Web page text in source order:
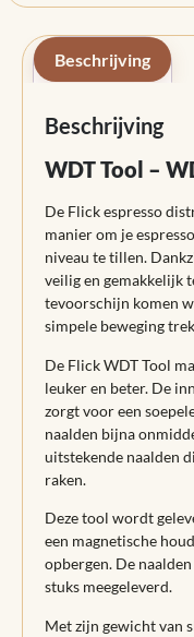
Beschrijving
Beschrijving
WDT Tool –
De Flick espresso
manier om je
niveau te tillen.
veilig en gemakkelijk
tevoorschijn komen
simpele beweging
De Flick WDT Tool
leuker en beter. De
zorgt voor een
naalden bijna
uitstekende naalden
raken.
Deze tool wordt
een magnetische
opbergen. De
stuks meegeleverd.
Met zijn gewicht van